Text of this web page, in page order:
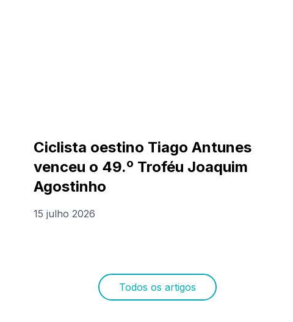
Ciclista oestino Tiago Antunes
venceu o 49.º Troféu Joaquim
Agostinho
15 julho 2026
Todos os artigos